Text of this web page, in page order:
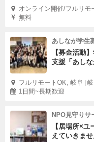
オンライン開催/フルリ
無料
あしなが学生
【募金活動
支援「あしな
フルリモートOK, 岐阜 [
1日間~長期歓迎
NPO見守りサ
【居場所×
えていきませ